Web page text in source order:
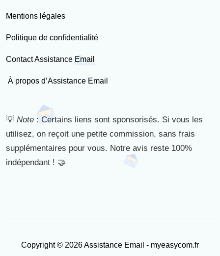
Mentions légales
Politique de confidentialité
Contact Assistance Email
À propos d’Assistance Email
💡 Note : Certains liens sont sponsorisés. Si vous les
utilisez, on reçoit une petite commission, sans frais
supplémentaires pour vous. Notre avis reste 100%
indépendant ! 🤝
Copyright © 2026 Assistance Email - myeasycom.fr